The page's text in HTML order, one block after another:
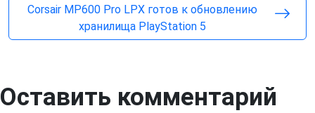
Corsair MP600 Pro LPX готов к обновлению
хранилища PlayStation 5
Оставить комментарий